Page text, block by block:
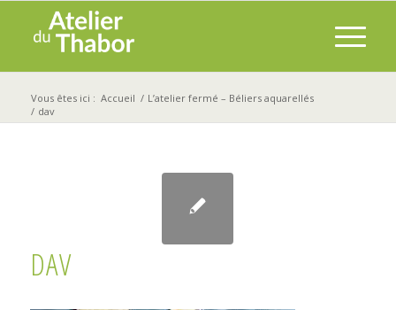
Vous êtes ici : Accueil / L’atelier fermé – Béliers aquarellés
/ dav
DAV